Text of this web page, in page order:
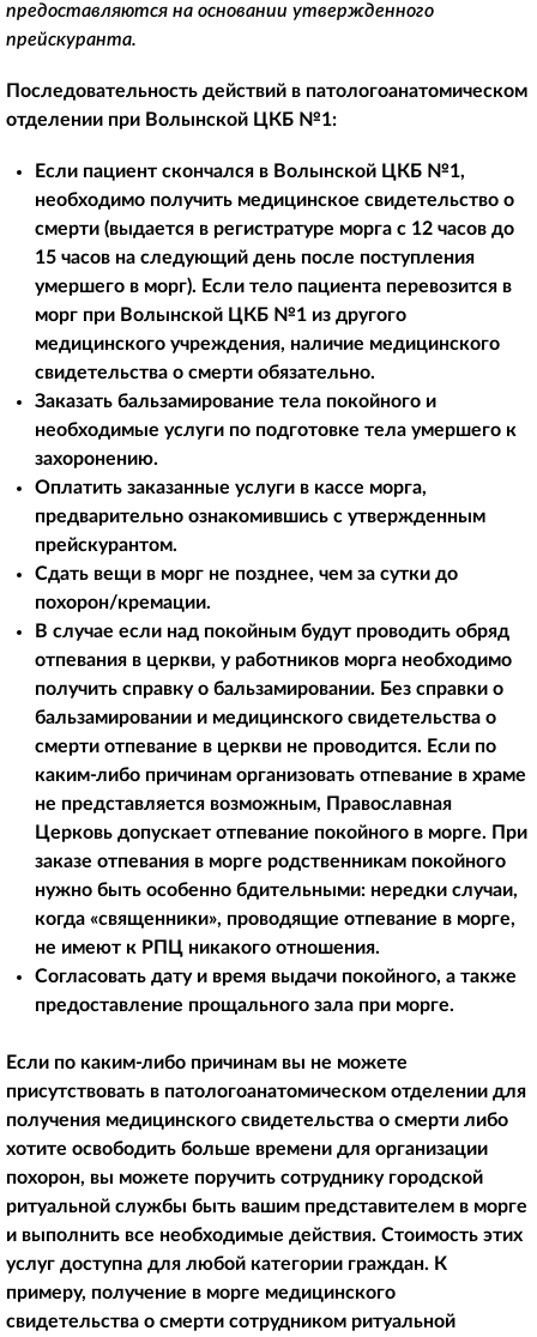
предоставляются на основании утвержденного
прейскуранта.
Последовательность действий в патологоанатомическом
отделении при Волынской ЦКБ №1:
Если пациент скончался в Волынской ЦКБ №1,
необходимо получить медицинское свидетельство о
смерти (выдается в регистратуре морга с 12 часов до
15 часов на следующий день после поступления
умершего в морг). Если тело пациента перевозится в
морг при Волынской ЦКБ №1 из другого
медицинского учреждения, наличие медицинского
свидетельства о смерти обязательно.
Заказать бальзамирование тела покойного и
необходимые услуги по подготовке тела умершего к
захоронению.
Оплатить заказанные услуги в кассе морга,
предварительно ознакомившись с утвержденным
прейскурантом.
Сдать вещи в морг не позднее, чем за сутки до
похорон/кремации.
В случае если над покойным будут проводить обряд
отпевания в церкви, у работников морга необходимо
получить справку о бальзамировании. Без справки о
бальзамировании и медицинского свидетельства о
смерти отпевание в церкви не проводится. Если по
каким-либо причинам организовать отпевание в храме
не представляется возможным, Православная
Церковь допускает отпевание покойного в морге. При
заказе отпевания в морге родственникам покойного
нужно быть особенно бдительными: нередки случаи,
когда «священники», проводящие отпевание в морге,
не имеют к РПЦ никакого отношения.
Согласовать дату и время выдачи покойного, а также
предоставление прощального зала при морге.
Если по каким-либо причинам вы не можете
присутствовать в патологоанатомическом отделении для
получения медицинского свидетельства о смерти либо
хотите освободить больше времени для организации
похорон, вы можете поручить сотруднику городской
ритуальной службы быть вашим представителем в морге
и выполнить все необходимые действия. Стоимость этих
услуг доступна для любой категории граждан. К
примеру, получение в морге медицинского
свидетельства о смерти сотрудником ритуальной